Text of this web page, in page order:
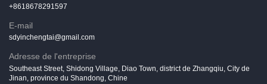
+8618678291597
E-mail
sdyinchengtai@gmail.com
Adresse de l'entreprise
Southeast Street, Shidong Village, Diao Town, district de Zhangqiu, City de
Jinan, province du Shandong, Chine